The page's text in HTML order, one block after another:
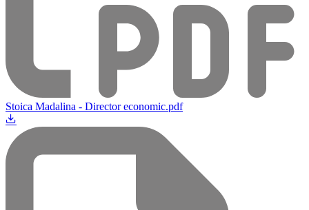
Stoica Madalina - Director economic.pdf